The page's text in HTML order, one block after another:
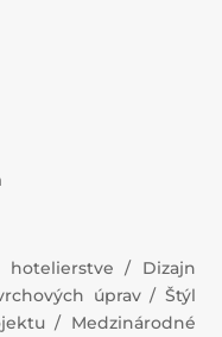
/ Dizajn
úprav / Štýl
/ Medzinárodné